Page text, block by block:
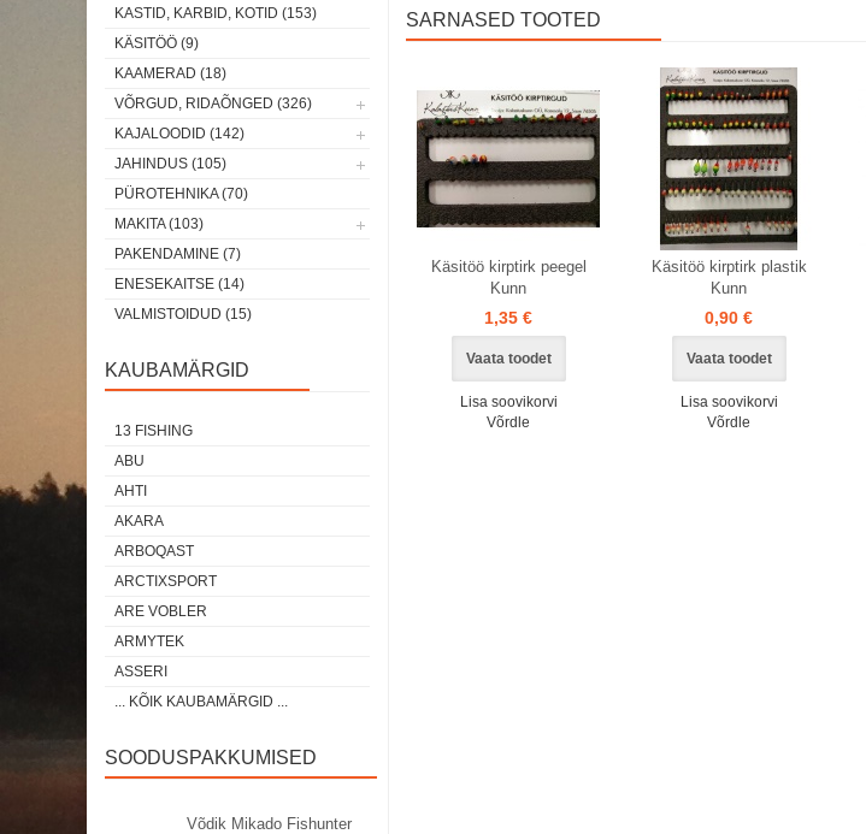
KASTID, KARBID, KOTID (153)
KÄSITÖÖ (9)
KAAMERAD (18)
VÕRGUD, RIDAÕNGED (326)
KAJALOODID (142)
JAHINDUS (105)
PÜROTEHNIKA (70)
MAKITA (103)
PAKENDAMINE (7)
ENESEKAITSE (14)
VALMISTOIDUD (15)
KAUBAMÄRGID
13 FISHING
ABU
AHTI
AKARA
ARBOQAST
ARCTIXSPORT
ARE VOBLER
ARMYTEK
ASSERI
... KÕIK KAUBAMÄRGID ...
SOODUSPAKKUMISED
Võdik Mikado Fishunter
SARNASED TOOTED
Käsitöö kirptirk peegel
Kunn
1,35 €
Vaata toodet
Lisa soovikorvi
Võrdle
Käsitöö kirptirk plastik
Kunn
0,90 €
Vaata toodet
Lisa soovikorvi
Võrdle